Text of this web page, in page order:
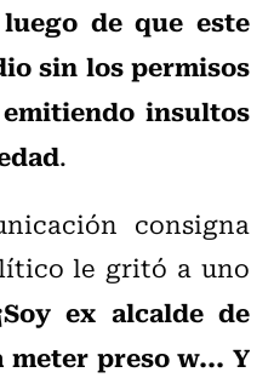
de que este
sin los permisos
insultos
.
consigna
le gritó a uno
ex alcalde de
meter preso w... Y